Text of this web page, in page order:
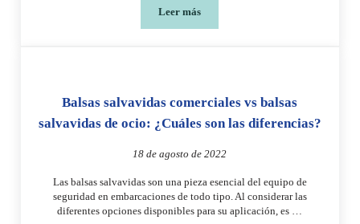
Leer más3 signos de sobrecalentamiento solar
Balsas salvavidas comerciales vs balsas
salvavidas de ocio: ¿Cuáles son las diferencias?
18 de agosto de 2022
Las balsas salvavidas son una pieza esencial del equipo de
seguridad en embarcaciones de todo tipo. Al considerar las
diferentes opciones disponibles para su aplicación, es …